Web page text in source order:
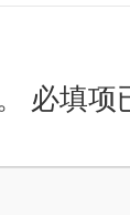
必填项